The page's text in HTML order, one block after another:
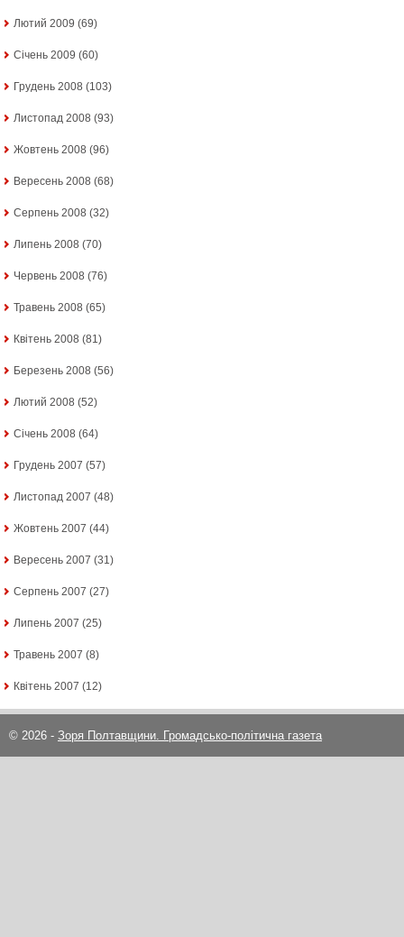
Лютий 2009 (69)
Січень 2009 (60)
Грудень 2008 (103)
Листопад 2008 (93)
Жовтень 2008 (96)
Вересень 2008 (68)
Серпень 2008 (32)
Липень 2008 (70)
Червень 2008 (76)
Травень 2008 (65)
Квітень 2008 (81)
Березень 2008 (56)
Лютий 2008 (52)
Січень 2008 (64)
Грудень 2007 (57)
Листопад 2007 (48)
Жовтень 2007 (44)
Вересень 2007 (31)
Серпень 2007 (27)
Липень 2007 (25)
Травень 2007 (8)
Квітень 2007 (12)
© 2026 - Зоря Полтавщини. Громадсько-політична газета